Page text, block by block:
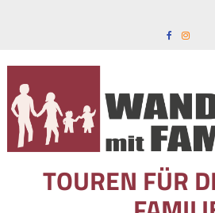
TOUREN FÜR